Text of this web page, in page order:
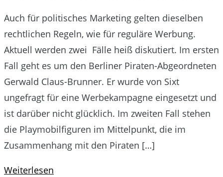
Auch für politisches Marketing gelten dieselben
rechtlichen Regeln, wie für reguläre Werbung.
Aktuell werden zwei Fälle heiß diskutiert. Im ersten
Fall geht es um den Berliner Piraten-Abgeordneten
Gerwald Claus-Brunner. Er wurde von Sixt
ungefragt für eine Werbekampagne eingesetzt und
ist darüber nicht glücklich. Im zweiten Fall stehen
die Playmobilfiguren im Mittelpunkt, die im
Zusammenhang mit den Piraten […]
Weiterlesen